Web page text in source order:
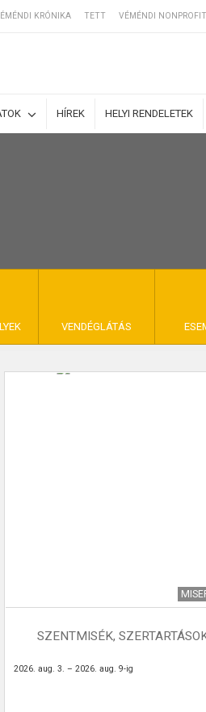
KRÓNIKA TETT VÉMÉNDI
HÍREK HELYI RENDELETEK
VENDÉGLÁTÁS
SZENTMISÉK,
2026. aug. 3. – 2026. aug. 9-ig